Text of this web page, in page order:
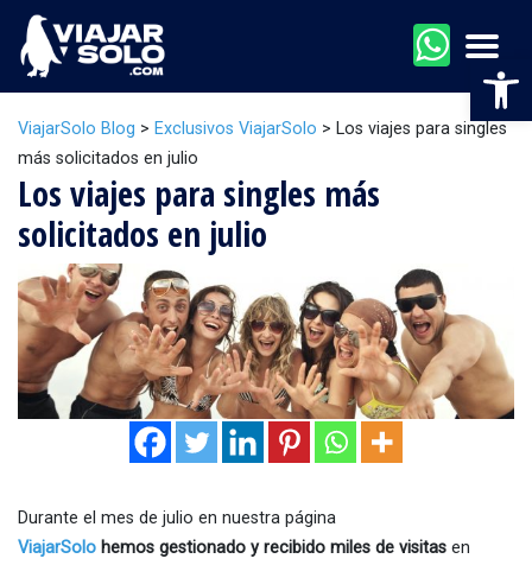
ViajarSolo Blog > Exclusivos ViajarSolo > Los viajes para singles
más solicitados en julio
Los viajes para singles más
solicitados en julio
Durante el mes de julio en nuestra página
ViajarSolo hemos gestionado y recibido miles de visitas en